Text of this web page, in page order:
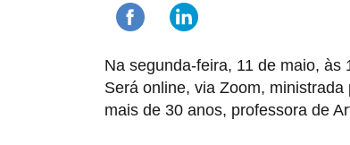
Na segunda-feira, 11 de maio,
Será online, via Zoom, ministrada
mais de 30 anos, professora de